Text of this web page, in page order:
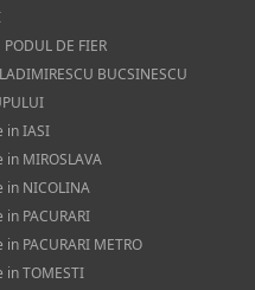
DE FIER
BUCSINESCU
in IASI
MIROSLAVA
NICOLINA
PACURARI
PACURARI METRO
TOMESTI